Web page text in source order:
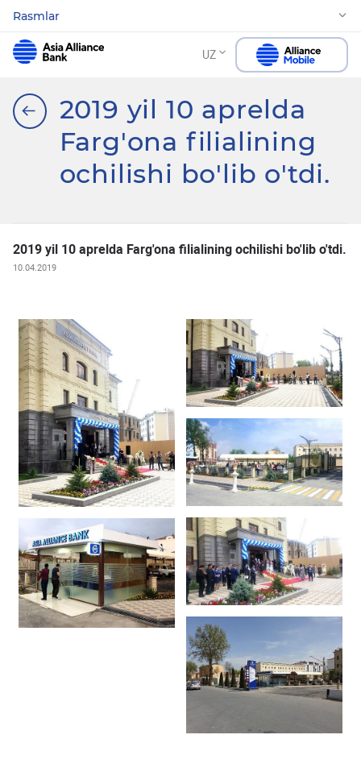
Rasmlar
UZ
2019 yil 10 aprelda
Farg'ona filialining
ochilishi bo'lib o'tdi.
2019 yil 10 aprelda Farg'ona filialining ochilishi bo'lib o'tdi.
10.04.2019